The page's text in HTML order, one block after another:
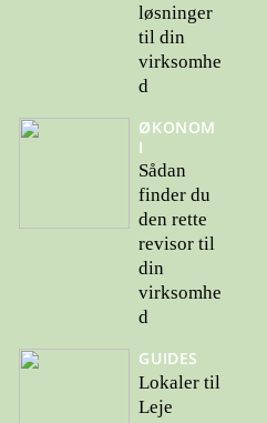
løsninger
til din
virksomhe
d
ØKONOM
I
Sådan
finder du
den rette
revisor til
din
virksomhe
d
GUIDES
Lokaler til
Leje